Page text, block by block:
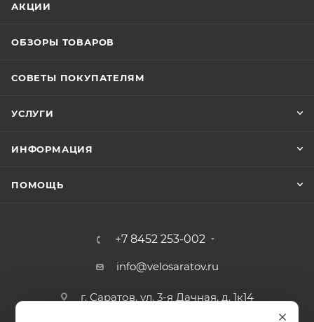
АКЦИИ
ОБЗОРЫ ТОВАРОВ
СОВЕТЫ ПОКУПАТЕЛЯМ
УСЛУГИ
ИНФОРМАЦИЯ
ПОМОЩЬ
+7 8452 253-002
info@velosaratov.ru
г. Саратов, ул. 3-я Дачная, д. 1к14